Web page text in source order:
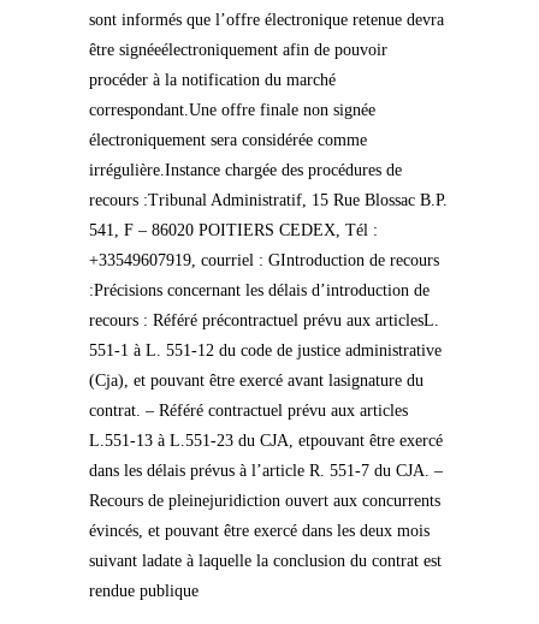
sont informés que l’offre électronique retenue devra
être signéeélectroniquement afin de pouvoir
procéder à la notification du marché
correspondant.Une offre finale non signée
électroniquement sera considérée comme
irrégulière.Instance chargée des procédures de
recours :Tribunal Administratif, 15 Rue Blossac B.P.
541, F – 86020 POITIERS CEDEX, Tél :
+33549607919, courriel : GIntroduction de recours
:Précisions concernant les délais d’introduction de
recours : Référé précontractuel prévu aux articlesL.
551-1 à L. 551-12 du code de justice administrative
(Cja), et pouvant être exercé avant lasignature du
contrat. – Référé contractuel prévu aux articles
L.551-13 à L.551-23 du CJA, etpouvant être exercé
dans les délais prévus à l’article R. 551-7 du CJA. –
Recours de pleinejuridiction ouvert aux concurrents
évincés, et pouvant être exercé dans les deux mois
suivant ladate à laquelle la conclusion du contrat est
rendue publique